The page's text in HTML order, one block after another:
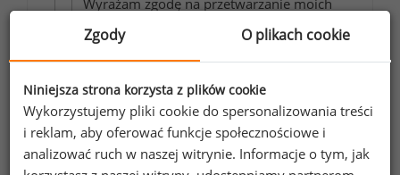
danych osobowych zawartych w
newsletter’a portalu wynagrodzenia.pl.
Wyrażam zgodę na przesyłanie na podany
adres e-mail ofert handlowych oraz
Zgody O plikach cookie
Niniejsza strona korzysta z plików cookie
Wykorzystujemy pliki cookie do spersonalizowania treści
i reklam, aby oferować funkcje społecznościowe i
analizować ruch w naszej witrynie. Informacje o tym, jak